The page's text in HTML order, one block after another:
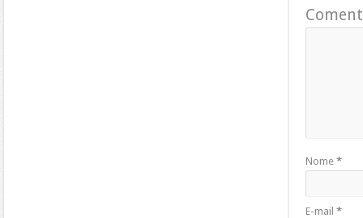
Nome *
E-mail *